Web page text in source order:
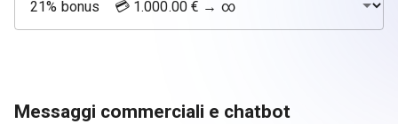
Messaggi commerciali e chatbot